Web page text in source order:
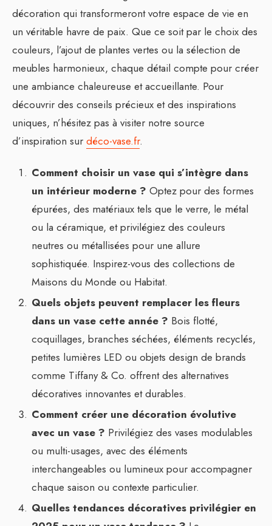
décoration qui transformeront votre espace de vie en
un véritable havre de paix. Que ce soit par le choix des
couleurs, l’ajout de plantes vertes ou la sélection de
meubles harmonieux, chaque détail compte pour créer
une ambiance chaleureuse et accueillante. Pour
découvrir des conseils précieux et des inspirations
uniques, n’hésitez pas à visiter notre source
d’inspiration sur déco-vase.fr.
Comment choisir un vase qui s’intègre dans
un intérieur moderne ? Optez pour des formes
épurées, des matériaux tels que le verre, le métal
ou la céramique, et privilégiez des couleurs
neutres ou métallisées pour une allure
sophistiquée. Inspirez-vous des collections de
Maisons du Monde ou Habitat.
Quels objets peuvent remplacer les fleurs
dans un vase cette année ? Bois flotté,
coquillages, branches séchées, éléments recyclés,
petites lumières LED ou objets design de brands
comme Tiffany & Co. offrent des alternatives
décoratives innovantes et durables.
Comment créer une décoration évolutive
avec un vase ? Privilégiez des vases modulables
ou multi-usages, avec des éléments
interchangeables ou lumineux pour accompagner
chaque saison ou contexte particulier.
Quelles tendances décoratives privilégier en